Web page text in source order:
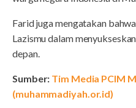
Farid juga mengatakan
Lazismu dalam
depan.
Sumber: Tim Media PCIM
(muhammadiyah.or.id)